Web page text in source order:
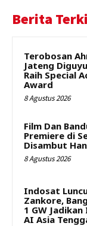
Berita
Terobosan
Jateng
Raih Special
Award
8 Agustus 2026
Film Dan
Premiere di
Disambut
8 Agustus 2026
Indosat
Zankore,
1 GW
AI Asia